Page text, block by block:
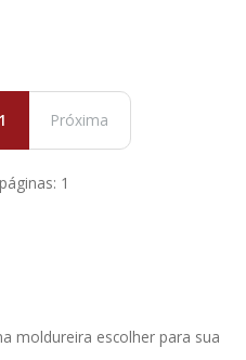
1 Próxima
1
moldureira escolher para sua